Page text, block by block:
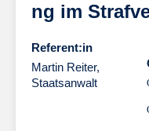
ng im
Referent:in
Martin Reiter,
Staatsanwalt